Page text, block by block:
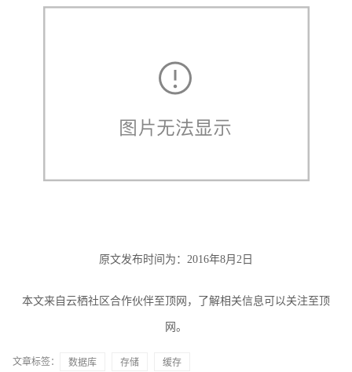
原文发布时间为： 2016年8月2日
本文来自云栖社区合作伙伴至顶网，了解相关信息可以关注至顶
网。
文章标签： 数据库 存储
缓存